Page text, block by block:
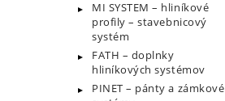
MI SYSTEM – hliníkové
profily – stavebnicový
systém
FATH – doplnky
hliníkových systémov
PINET – pánty a zámkové